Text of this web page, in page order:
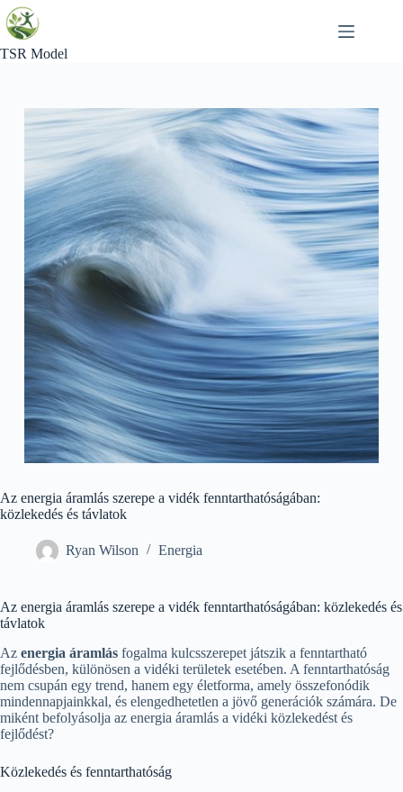
Skip
to
content
TSR Model
Az energia áramlás szerepe a vidék fenntarthatóságában:
közlekedés és távlatok
Ryan Wilson Energia
Az energia áramlás szerepe a vidék fenntarthatóságában: közlekedés és
távlatok
Az energia áramlás fogalma kulcsszerepet játszik a fenntartható
fejlődésben, különösen a vidéki területek esetében. A fenntarthatóság
nem csupán egy trend, hanem egy életforma, amely összefonódik
mindennapjainkkal, és elengedhetetlen a jövő generációk számára. De
miként befolyásolja az energia áramlás a vidéki közlekedést és
fejlődést?
Közlekedés és fenntarthatóság